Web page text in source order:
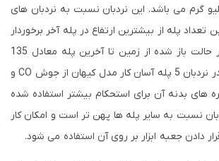
بیش از 150 کیلیو گرم می باشد. این نردبان نسبت به نردبان های
پله از بیشترین ارتفاع در پله آخر برخوردار
است که ارتفاع آن در حالت باز شده از زمین تا آخرین پله معادل 135
سانتی متر می باشد. در نردبان 5 پله آسان کار مدل کیهان از جوش CO و
های بدنه آن برای استحکام بیشتر استفاده شده
نسبت به سایر پله ها پهن تر است و امکان کار
دادن جعبه ابزار بر روی آن استفاده می شود.